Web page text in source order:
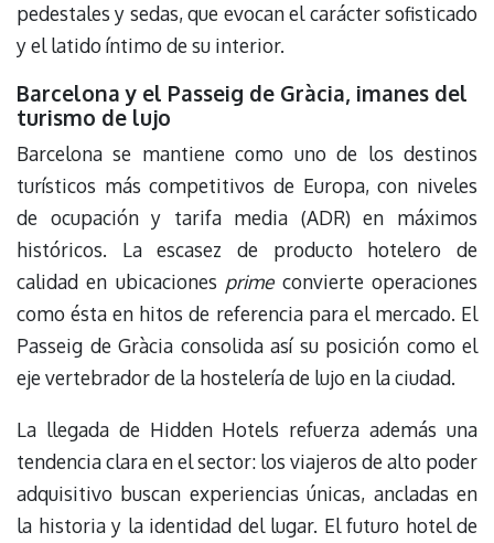
pedestales y sedas, que evocan el carácter sofisticado
y el latido íntimo de su interior.
Barcelona y el Passeig de Gràcia, imanes del
turismo de lujo
Barcelona se mantiene como uno de los destinos
turísticos más competitivos de Europa, con niveles
de ocupación y tarifa media (ADR) en máximos
históricos. La escasez de producto hotelero de
calidad en ubicaciones primeconvierte operaciones
como ésta en hitos de referencia para el mercado. El
Passeig de Gràcia consolida así su posición como el
eje vertebrador de la hostelería de lujo en la ciudad.
La llegada de Hidden Hotels refuerza además una
tendencia clara en el sector: los viajeros de alto poder
adquisitivo buscan experiencias únicas, ancladas en
la historia y la identidad del lugar. El futuro hotel de